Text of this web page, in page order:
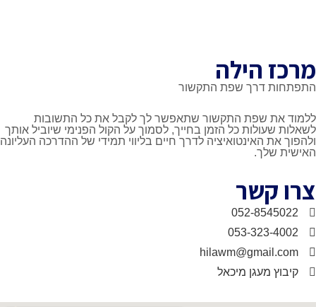
שפת התקשור
התקשור שתאפשר לך לקבל את כל התשובות
כל הזמן בחייך, לסמוך על הקול הפנימי שיוביל אותך
לדרך חיים בליווי תמידי של ההדרכה העליונה
052-
053-
מיכאל